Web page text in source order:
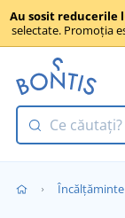
Au sosit reducerile
selectate. Promoția
Încălţăminte